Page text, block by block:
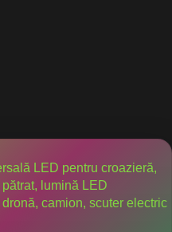
LED pentru croazieră,
lumină LED
camion, scuter electric